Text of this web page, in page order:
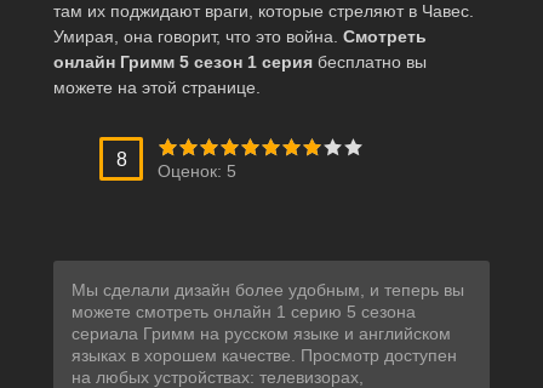
там их поджидают враги, которые стреляют в Чавес.
Умирая, она говорит, что это война. Смотреть
онлайн Гримм 5 сезон 1 серия бесплатно вы
можете на этой странице.
8
Оценок: 5
Мы сделали дизайн более удобным, и теперь вы
можете смотреть онлайн 1 серию 5 сезона
сериала Гримм на русском языке и английском
языках в хорошем качестве. Просмотр доступен
на любых устройствах: телевизорах,